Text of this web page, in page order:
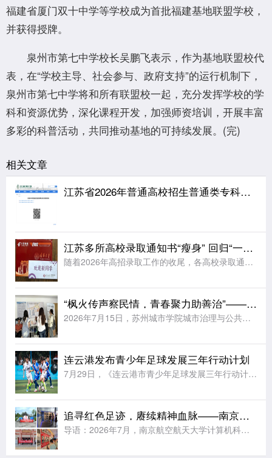
福建省厦门双十中学等学校成为首批福建基地联盟学校，
并获得授牌。
泉州市第七中学校长吴鹏飞表示，作为基地联盟校代
表，在“学校主导、社会参与、政府支持”的运行机制下，
泉州市第七中学将和所有联盟校一起，充分发挥学校的学
科和资源优势，深化课程开发，加强师资培训，开展丰富
多彩的科普活动，共同推动基地的可持续发展。(完)
相关文章
江苏省2026年普通高校招生普通类专科批次征求志愿投档线
江苏多所高校录取通知书“瘦身” 回归“一页纸”
随着2026年高招录取工作的收尾，各高校录取通知书开始陆续寄送到考生手中。据《扬子晚报》报道，江苏多所高校今年大幅简化了录取通知书的设计，普遍采用“一页纸”的简约形式，同时在有限的纸面上融入各校特色元
“枫火传声察民情，青春聚力助善治”——苏州城市学院实践团赴福运社区开展走访调研
2026年7月15日，苏州城市学院城市治理与公共事务学院“枫火传声，善治民和”暑期社会实践团前往苏州市姑苏区福运社区党群服务中心走访调研。学院法学专业教师王昊为、辅导员周玲燕随行指导，与实践团成员一同
连云港发布青少年足球发展三年行动计划
7月29日，《连云港市青少年足球发展三年行动计划(2026—2028年)》发布会在连云港市体育中心举行。据《新华日报》报道，未来三年连云港将完善县区“631”(6所小学、3所初中、1所高中)青训布局，
追寻红色足迹，赓续精神血脉——南京航空航天大学实践团赴五省多地开展暑期红色研学
导语：2026年7月，南京航空航天大学计算机科学与技术学院“行走学党史，守护中国红”实践团队利用暑期时间，分赴四川、陕西、湖南、江西、贵州等地革命旧址与红色场馆，开展以实地研学、问卷调研和群众访谈为主